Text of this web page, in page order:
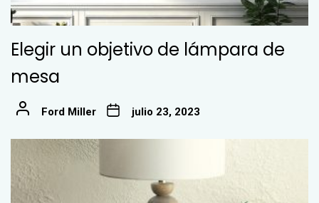
Elegir un objetivo de lámpara de
mesa
Ford Miller julio 23, 2023